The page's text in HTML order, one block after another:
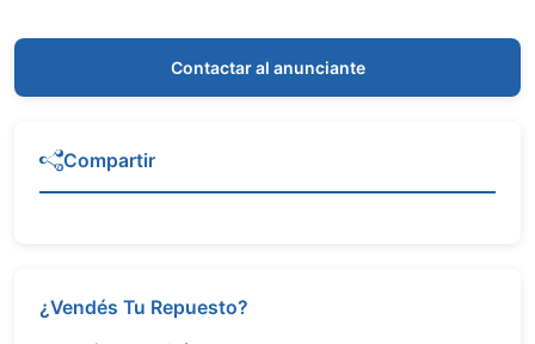
Contactar al anunciante
Compartir
¿Vendés Tu Repuesto?